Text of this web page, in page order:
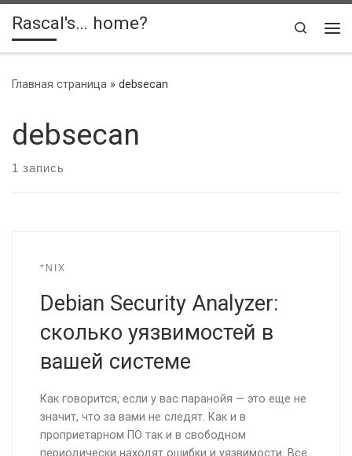
Skip to content
Rascal's… home?
Search
Главная страница » debsecan
debsecan
1 запись
*NIX
Debian Security Analyzer:
сколько уязвимостей в
вашей системе
Как говорится, если у вас паранойя — это еще не
значит, что за вами не следят. Как и в
проприетарном ПО так и в свободном
периодически находят ошибки и уязвимости. Все